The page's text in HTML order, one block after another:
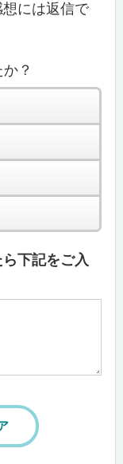
には返信で
？
下記をご入